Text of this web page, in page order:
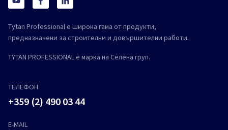
Tytan Professional е широка гама от продукти,
предназначени за строителни и довършителни работи.
TYTAN PROFESSIONAL е марка на Селена груп.
ТЕЛЕФОН
+359 (2) 490 03 44
E-MAIL